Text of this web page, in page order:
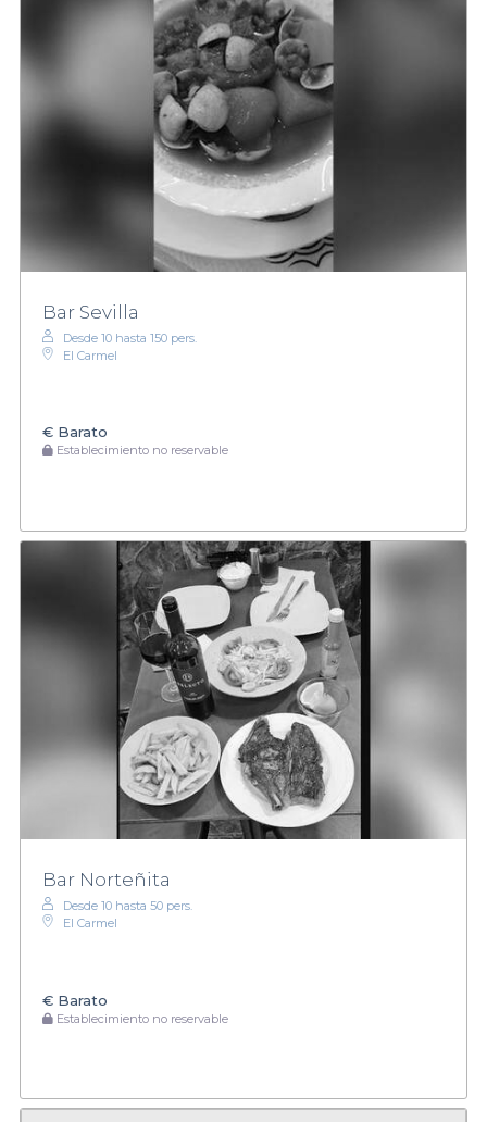
Bar Sevilla
Desde 10 hasta 150 pers.
El Carmel
€ Barato
Establecimiento no reservable
Bar Norteñita
Desde 10 hasta 50 pers.
El Carmel
€ Barato
Establecimiento no reservable